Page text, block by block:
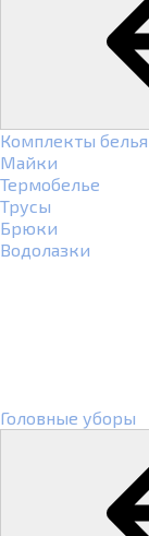
Комплекты белья
Майки
Термобелье
Трусы
Брюки
Водолазки
Головные уборы